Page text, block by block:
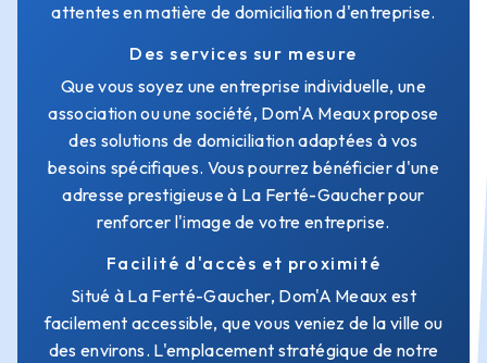
attentes en matière de domiciliation d'entreprise.
Des services sur mesure
Que vous soyez une entreprise individuelle, une
association ou une société, Dom'A Meaux propose
des solutions de domiciliation adaptées à vos
besoins spécifiques. Vous pourrez bénéficier d'une
adresse prestigieuse à La Ferté-Gaucher pour
renforcer l'image de votre entreprise.
Facilité d'accès et proximité
Situé à La Ferté-Gaucher, Dom'A Meaux est
facilement accessible, que vous veniez de la ville ou
des environs. L'emplacement stratégique de notre